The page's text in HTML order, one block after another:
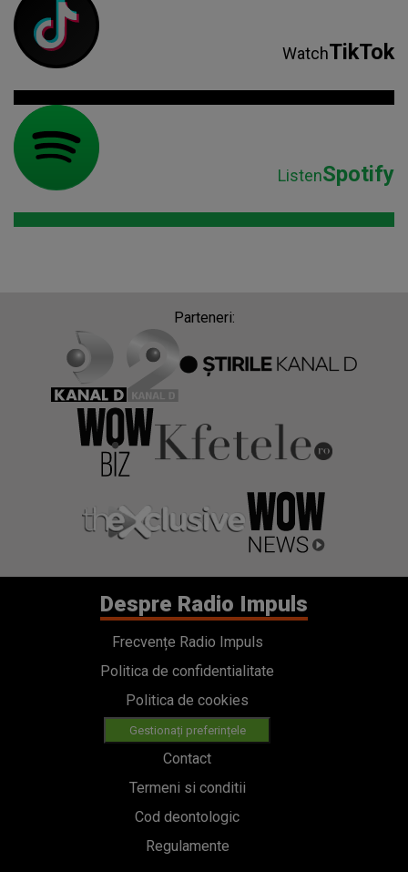
WatchTikTok
ListenSpotify
Parteneri:
Despre Radio Impuls
Frecvențe Radio Impuls
Politica de confidentialitate
Politica de cookies
Gestionați preferințele
Contact
Termeni si conditii
Cod deontologic
Regulamente